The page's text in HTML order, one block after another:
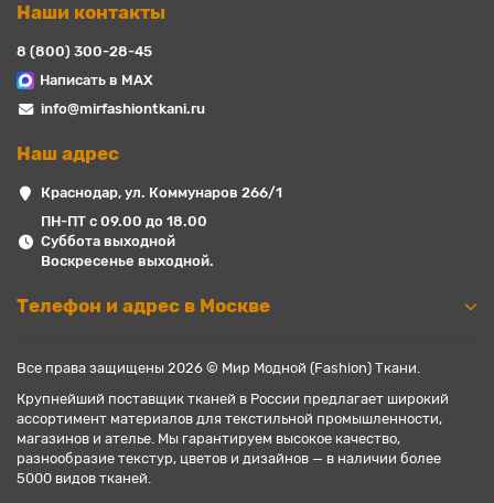
Наши контакты
8 (800) 300-28-45
Написать в MAX
info@mirfashiontkani.ru
Наш адрес
Краснодар, ул. Коммунаров 266/1
ПН-ПТ с 09.00 до 18.00
Суббота выходной
Воскресенье выходной.
Телефон и адрес в Москве
Все права защищены 2026 © Мир Модной (Fashion) Ткани.
Крупнейший поставщик тканей в России предлагает широкий
ассортимент материалов для текстильной промышленности,
магазинов и ателье. Мы гарантируем высокое качество,
разнообразие текстур, цветов и дизайнов — в наличии более
5000 видов тканей.